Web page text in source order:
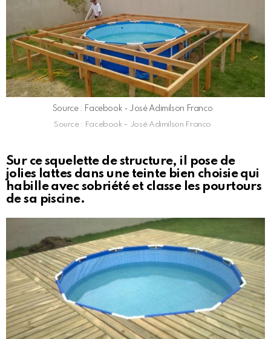
Source : Facebook - José Adimilson Franco
Source : Facebook – José Adimilson Franco
Sur ce squelette de structure, il pose de
jolies lattes dans une teinte bien choisie qui
habille avec sobriété et classe les pourtours
de sa piscine.